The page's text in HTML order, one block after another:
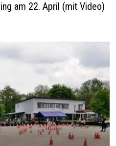
am 22. April (mit Video)